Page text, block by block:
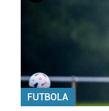
FUTBOLA